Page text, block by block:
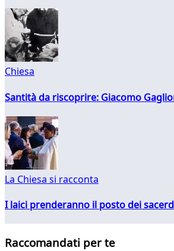
Chiesa
Santità da riscoprire: Giacomo
La Chiesa si racconta
I laici prenderanno il posto dei
Raccomandati per te